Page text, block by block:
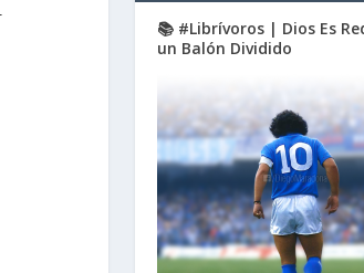
📚 #Librívoros | Dios Es
un Balón Dividido